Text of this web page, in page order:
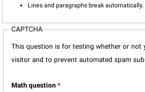
Lines and paragraphs break automatically.
CAPTCHA
This question is for testing whether or not
visitor and to prevent automated spam
Math question*